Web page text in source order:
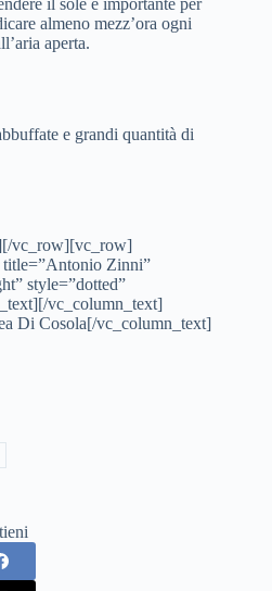
il sole è importante per
almeno mezz’ora ogni
aperta.
e grandi quantità di
vc_row][vc_row]
title=”Antonio Zinni”
style=”dotted”
vc_column_text]
Di Cosola[/vc_column_text]